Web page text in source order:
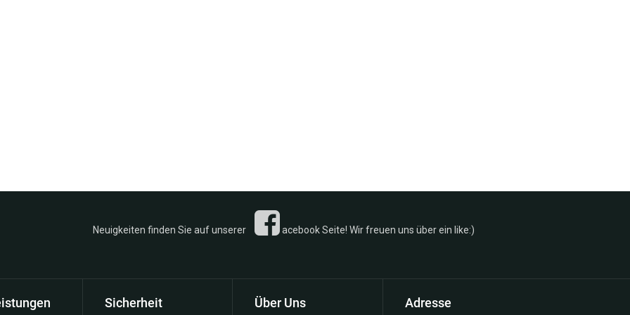
Sie auf unserer acebook Seite! Wir freuen uns über ein like:)
Sicherheit Über Uns Adresse